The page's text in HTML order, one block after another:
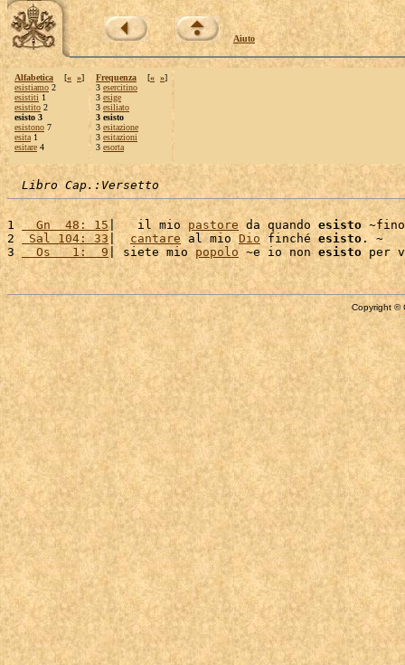
Aiuto
Alfabetica [« »]
esistiamo 2
esistiti 1
esistito 2
esisto 3
esistono 7
esita 1
esitare 4
Frequenza [« »]
3 esercitino
3 esige
3 esiliato
3 esisto
3 esitazione
3 esitazioni
3 esorta
Libro Cap.:Versetto
1
  Gn  48: 15
|   il mio pastore da quando esisto
2
Sal 104: 33 | cantare al mio Dio finché esisto . ~
3
  Os   1:  9
| siete mio popolo ~e io non esisto
Copyright ©